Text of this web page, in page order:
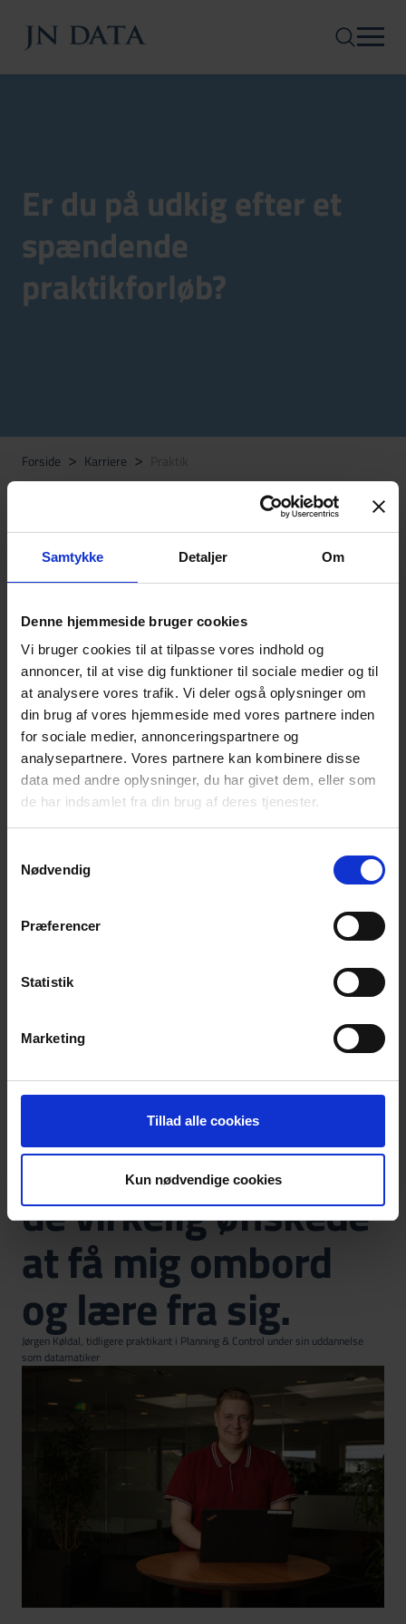
Samtykke Detaljer Om
Denne hjemmeside bruger cookies
Vi bruger cookies til at tilpasse vores indhold og
annoncer, til at vise dig funktioner til sociale medier og til
at analysere vores trafik. Vi deler også oplysninger om
din brug af vores hjemmeside med vores partnere inden
for sociale medier, annonceringspartnere og
analysepartnere. Vores partnere kan kombinere disse
data med andre oplysninger, du har givet dem, eller som
de har indsamlet fra din brug af deres tjenester.
Nødvendig
Præferencer
Statistik
Marketing
Tillad alle cookies
Kun nødvendige cookies
Er du på udkig efter et
spændende
praktikforløb?
Forside Karriere Praktik
Hos JN Data har vi løbende praktikanter fra en
bred vifte af uddannelser, som kommer både
fra folkeskoler, gymnasier, handelsskoler,
erhvervsakademier, tekniske skoler,
universiteter med mere. Vi tilbyder
praktikforløb inden for mange forskellige
områder og hører gerne, hvor dine
interesseområder ligger, så vi sammen kan
finde den bedste løsning. Hvis du som en del af
din uddannelse ønsker at søge en praktikplads
hos os,hører vi meget gerne fra dig.
Jeg kendte ikke JN
Data, så jeg vidste
ikke, hvad jeg
skulle forvente. Jeg
blev mødt med
åbne arme og
mærkede hurtigt, at
de virkelig ønskede
at få mig ombord
og lære fra sig.
Jørgen Køldal, tidligere praktikant i Planning & Control under sin uddannelse
som datamatiker